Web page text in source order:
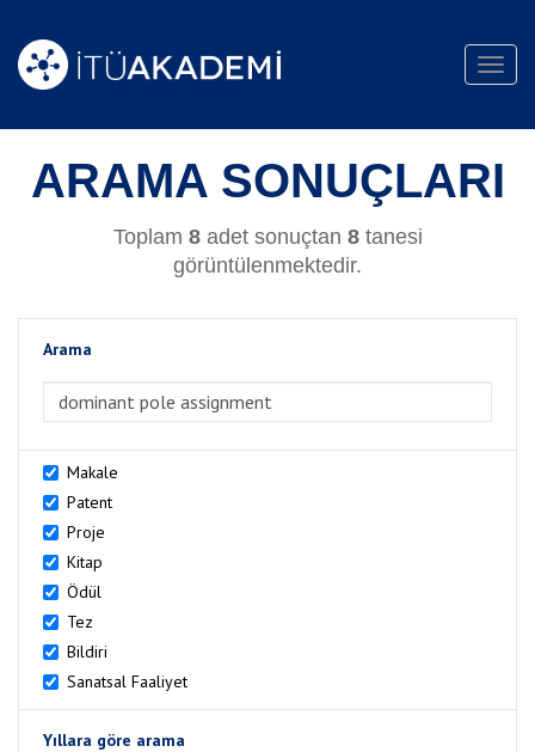
ARAMA SONUÇLARI
Toplam 8adet sonuçtan 8tanesi
görüntülenmektedir.
Arama
>Arama
Makale
Patent
Proje
Kitap
Ödül
Tez
Bildiri
Sanatsal Faaliyet
Yıllara göre arama